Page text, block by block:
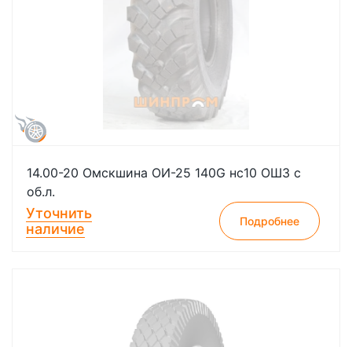
14.00-20 Омскшина ОИ-25 140G нс10 ОШЗ с
об.л.
Уточнить
наличие
Подробнее